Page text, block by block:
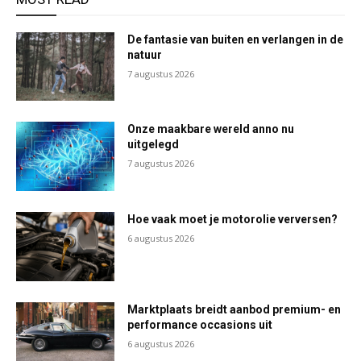
De fantasie van buiten en verlangen in de
natuur
7 augustus 2026
Onze maakbare wereld anno nu
uitgelegd
7 augustus 2026
Hoe vaak moet je motorolie verversen?
6 augustus 2026
Marktplaats breidt aanbod premium- en
performance occasions uit
6 augustus 2026